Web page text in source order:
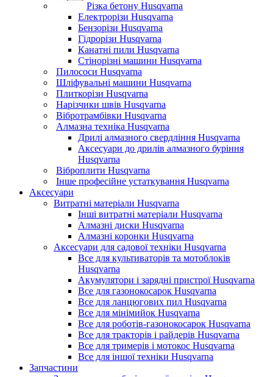
Різка бетону Husqvarna
Електрорізи Husqvarna
Бензорізи Husqvarna
Гідрорізи Husqvarna
Канатні пили Husqvarna
Стінорізні машини Husqvarna
Пилососи Husqvarna
Шліфувальні машини Husqvarna
Плиткорізи Husqvarna
Нарізчики швів Husqvarna
Вібротрамбівки Husqvarna
Алмазна техніка Husqvarna
Дрилі алмазного свердління Husqvarna
Аксесуари до дрилів алмазного буріння
Husqvarna
Віброплити Husqvarna
Інше професійне устаткування Husqvarna
Аксесуари
Витратні матеріали Husqvarna
Інші витратні матеріали Husqvarna
Алмазні диски Husqvarna
Алмазні коронки Husqvarna
Аксесуари для садової техніки Husqvarna
Все для культиваторів та мотоблоків
Husqvarna
Акумулятори і зарядні пристрої Husqvarna
Все для газонокосарок Husqvarna
Все для ланцюгових пил Husqvarna
Все для мінімийок Husqvarna
Все для роботів-газонокосарок Husqvarna
Все для тракторів і райдерів Husqvarna
Все для тримерів і мотокос Husqvarna
Все для іншої техніки Husqvarna
Запчастини